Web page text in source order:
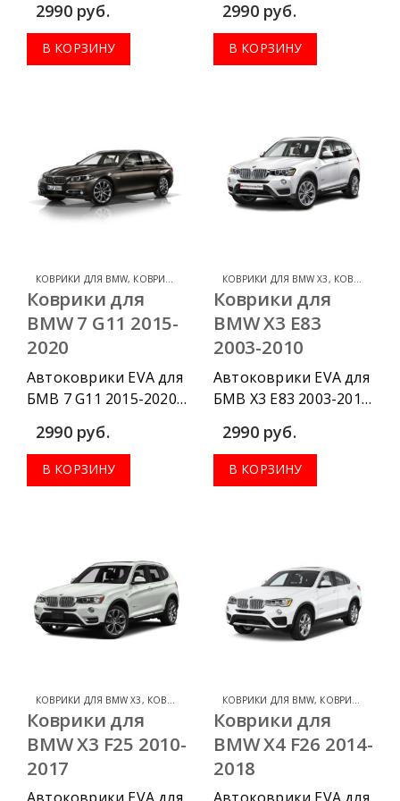
приобрести в
комплектации:
водительский
2990 руб.
В КОРЗИНУ
приобрести в
комплектации:
водительский
2990 руб.
В КОРЗИНУ
КОВРИКИ ДЛЯ BMW, КОВРИКИ ДЛЯ BMW 7 SERIES
Коврики для
BMW 7 G11 2015-
2020
Автоковрики EVA для
БМВ 7 G11 2015-2020
приобрести в
комплектации:
водительский
2990 руб.
В КОРЗИНУ
КОВРИКИ ДЛЯ BMW X3, КОВРИКИ ДЛЯ BMW
Коврики для
BMW X3 E83
2003-2010
Автоковрики EVA для
БМВ Х3 Е83 2003-2010
приобрести в
комплектации:
водительский
2990 руб.
В КОРЗИНУ
КОВРИКИ ДЛЯ BMW X3, КОВРИКИ ДЛЯ BMW
Коврики для
BMW X3 F25 2010-
2017
КОВРИКИ ДЛЯ BMW, КОВРИКИ ДЛЯ BMW X4
Коврики для
BMW X4 F26 2014-
2018